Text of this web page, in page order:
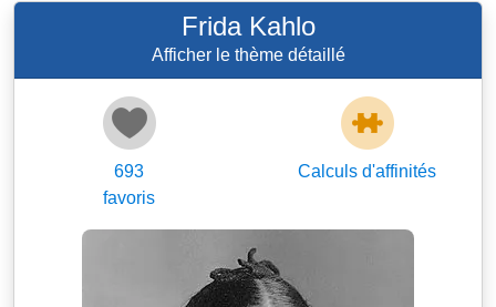
Frida Kahlo
Afficher le thème détaillé
693
favoris
Calculs d'affinités